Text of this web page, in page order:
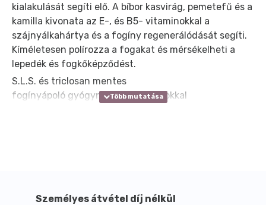
kialakulását segíti elő. A bíbor kasvirág, pemetefű és a
kamilla kivonata az E-, és B5- vitaminokkal a
szájnyálkahártya és a fogíny regenerálódását segíti.
Kíméletesen polírozza a fogakat és mérsékelheti a
lepedék és fogkőképződést.
S.L.S. és triclosan mentes
fogínyápoló gyógynövény kivonatokkal
PURPUREA EXTR.*, CHAMOMILLA RECUTITA EXTR.*,
Személyes átvétel díj nélkül